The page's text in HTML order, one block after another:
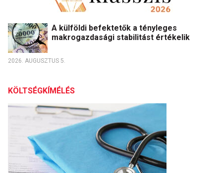
A külföldi befektetők a tényleges
makrogazdasági stabilitást értékelik
2026. AUGUSZTUS 5.
KÖLTSÉGKÍMÉLÉS